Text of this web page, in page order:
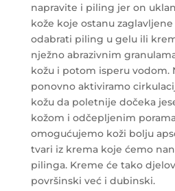
napravite i piling jer on
kože koje ostanu
odabrati piling u gelu ili
nježno abrazivnim
kožu i potom isperu vodom.
ponovno aktiviramo
kožu da poletnije dočeka
kožom i odčepljenim
omogućujemo koži bolju
tvari iz krema koje ćemo
pilinga. Kreme će tako
površinski već i dubinski.